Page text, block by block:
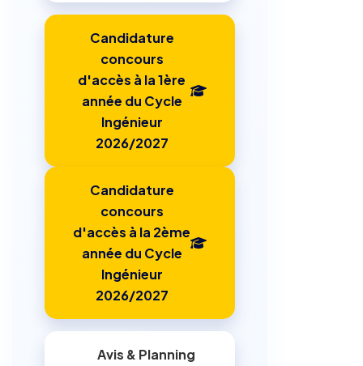
Candidature
concours
d'accès à la 1ère
année du Cycle
Ingénieur
2026/2027
Candidature
concours
d'accès à la 2ème
année du Cycle
Ingénieur
2026/2027
Avis & Planning